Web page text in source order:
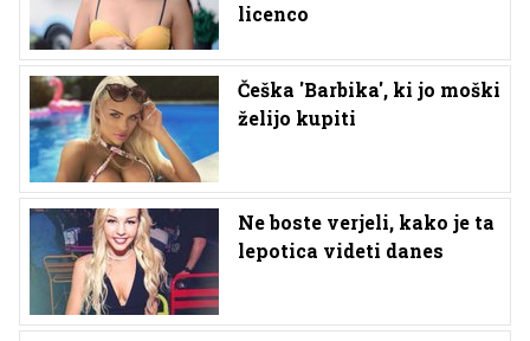
licenco
Češka 'Barbika', ki jo moški
želijo kupiti
Ne boste verjeli, kako je ta
lepotica videti danes